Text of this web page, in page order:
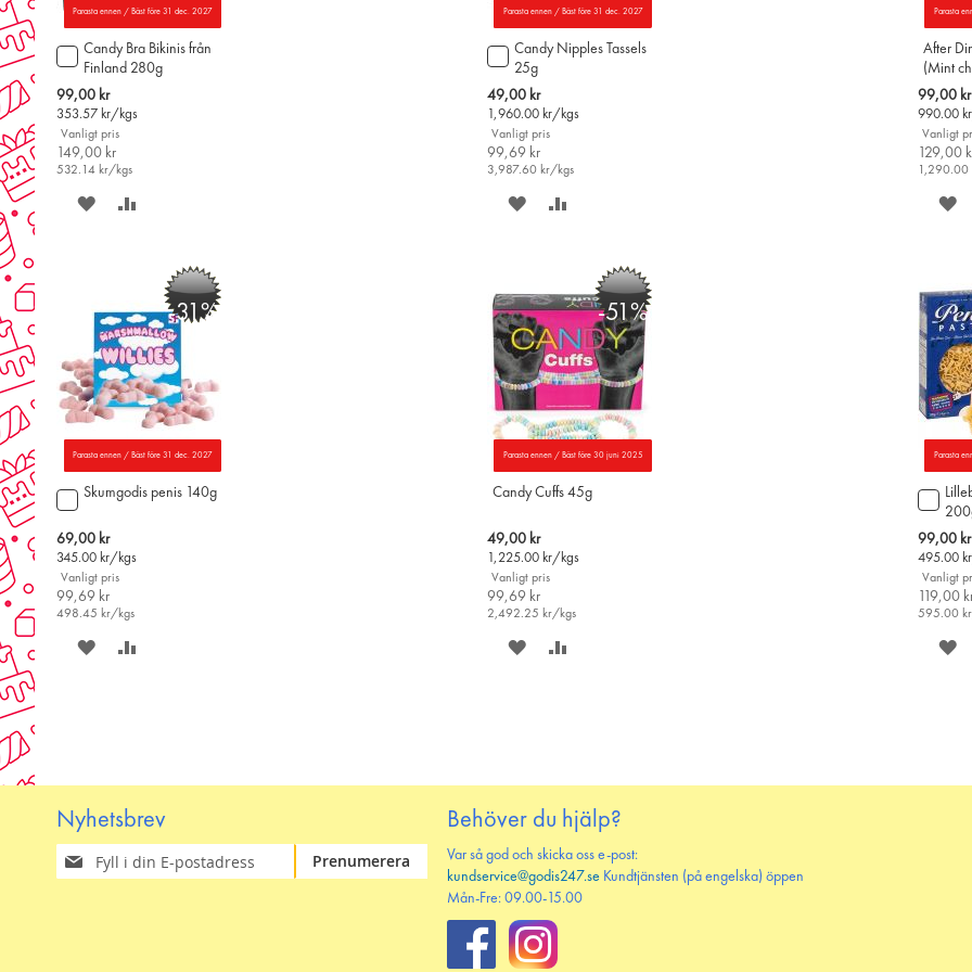
Parasta ennen / Bäst före 31 dec. 2027
Candy Bra Bikinis från
Finland 280g
Special
Price
99,00 kr
353.57 kr/kgs
Vanligt pris
149,00 kr
532.14 kr/kgs
Lägg
till
i
varukorgen
SPARA
ÖNSKELISTAN
JÄMFÖR
Parasta ennen / Bäst före 31 dec. 2027
Candy Nipples Tassels
25g
Special
Price
49,00 kr
1,960.00 kr/kgs
Vanligt pris
99,69 kr
3,987.60 kr/kgs
Lägg
till
i
varukorgen
SPARA
ÖNSKELISTAN
JÄMFÖR
Parasta
After
(Mint
Special
Price
99,00 kr
990.00
Vanligt
129,00
1,290.00
-31%
Parasta ennen / Bäst före 31 dec. 2027
Skumgodis penis 140g
Special
Price
69,00 kr
345.00 kr/kgs
Vanligt pris
99,69 kr
498.45 kr/kgs
Lägg
i
varukorgen
SPARA
Parasta ennen / Bäst före 30 juni 2025
-51%
Candy Cuffs 45g
Special
Price
49,00 kr
1,225.00 kr/kgs
Vanligt pris
99,69 kr
2,492.25 kr/kgs
SPARA
Parasta
Special
Price
99,00 kr
495.00
Vanligt
119,00
595.00
Lägg
till
i
Nyhetsbrev
Prenumerera
på
Prenumerera
Behöver du hjälp?
Var så god och skicka oss e-post:
kundservice@godis247.se Kundtjänsten (på engelska) öppen
Mån-Fre: 09.00-15.00